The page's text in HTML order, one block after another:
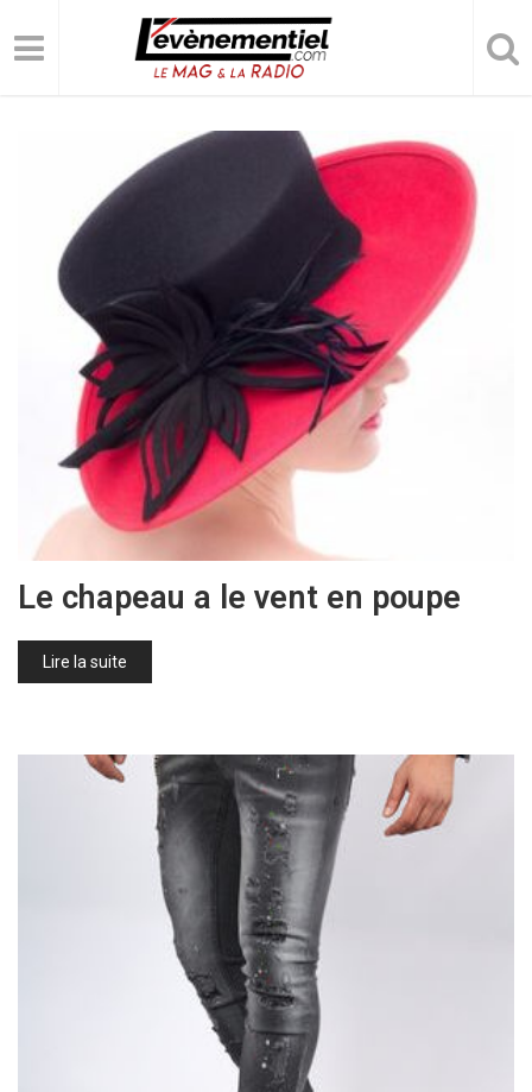
Le chapeau a le vent en poupe
Lire la suite